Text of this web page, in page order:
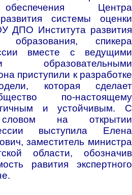
Центра
системы оценки
ДПО Института развития
образования, спикера
вместе с ведущими
образовательными
приступили к разработке
которая сделает
по-настоящему
и устойчивым. С
словом на открытии
выступила Елена
заместитель министра
области, обозначив
равития экспертного